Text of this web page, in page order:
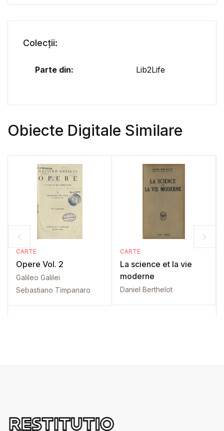
Colecții:
Parte din: Lib2Life
Obiecte Digitale Similare
CARTE
Opere Vol. 2
Galileo Galilei
Sebastiano Timpanaro
CARTE
La science et la vie
moderne
Daniel Berthelot